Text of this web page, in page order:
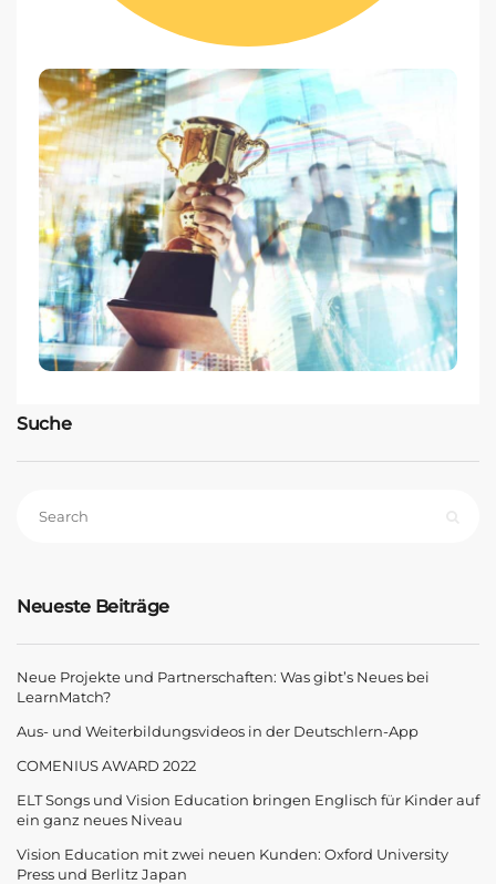
Suche
Neueste Beiträge
Neue Projekte und Partnerschaften: Was gibt’s Neues bei
LearnMatch?
Aus- und Weiterbildungsvideos in der Deutschlern-App
COMENIUS AWARD 2022
ELT Songs und Vision Education bringen Englisch für Kinder auf
ein ganz neues Niveau
Vision Education mit zwei neuen Kunden: Oxford University
Press und Berlitz Japan